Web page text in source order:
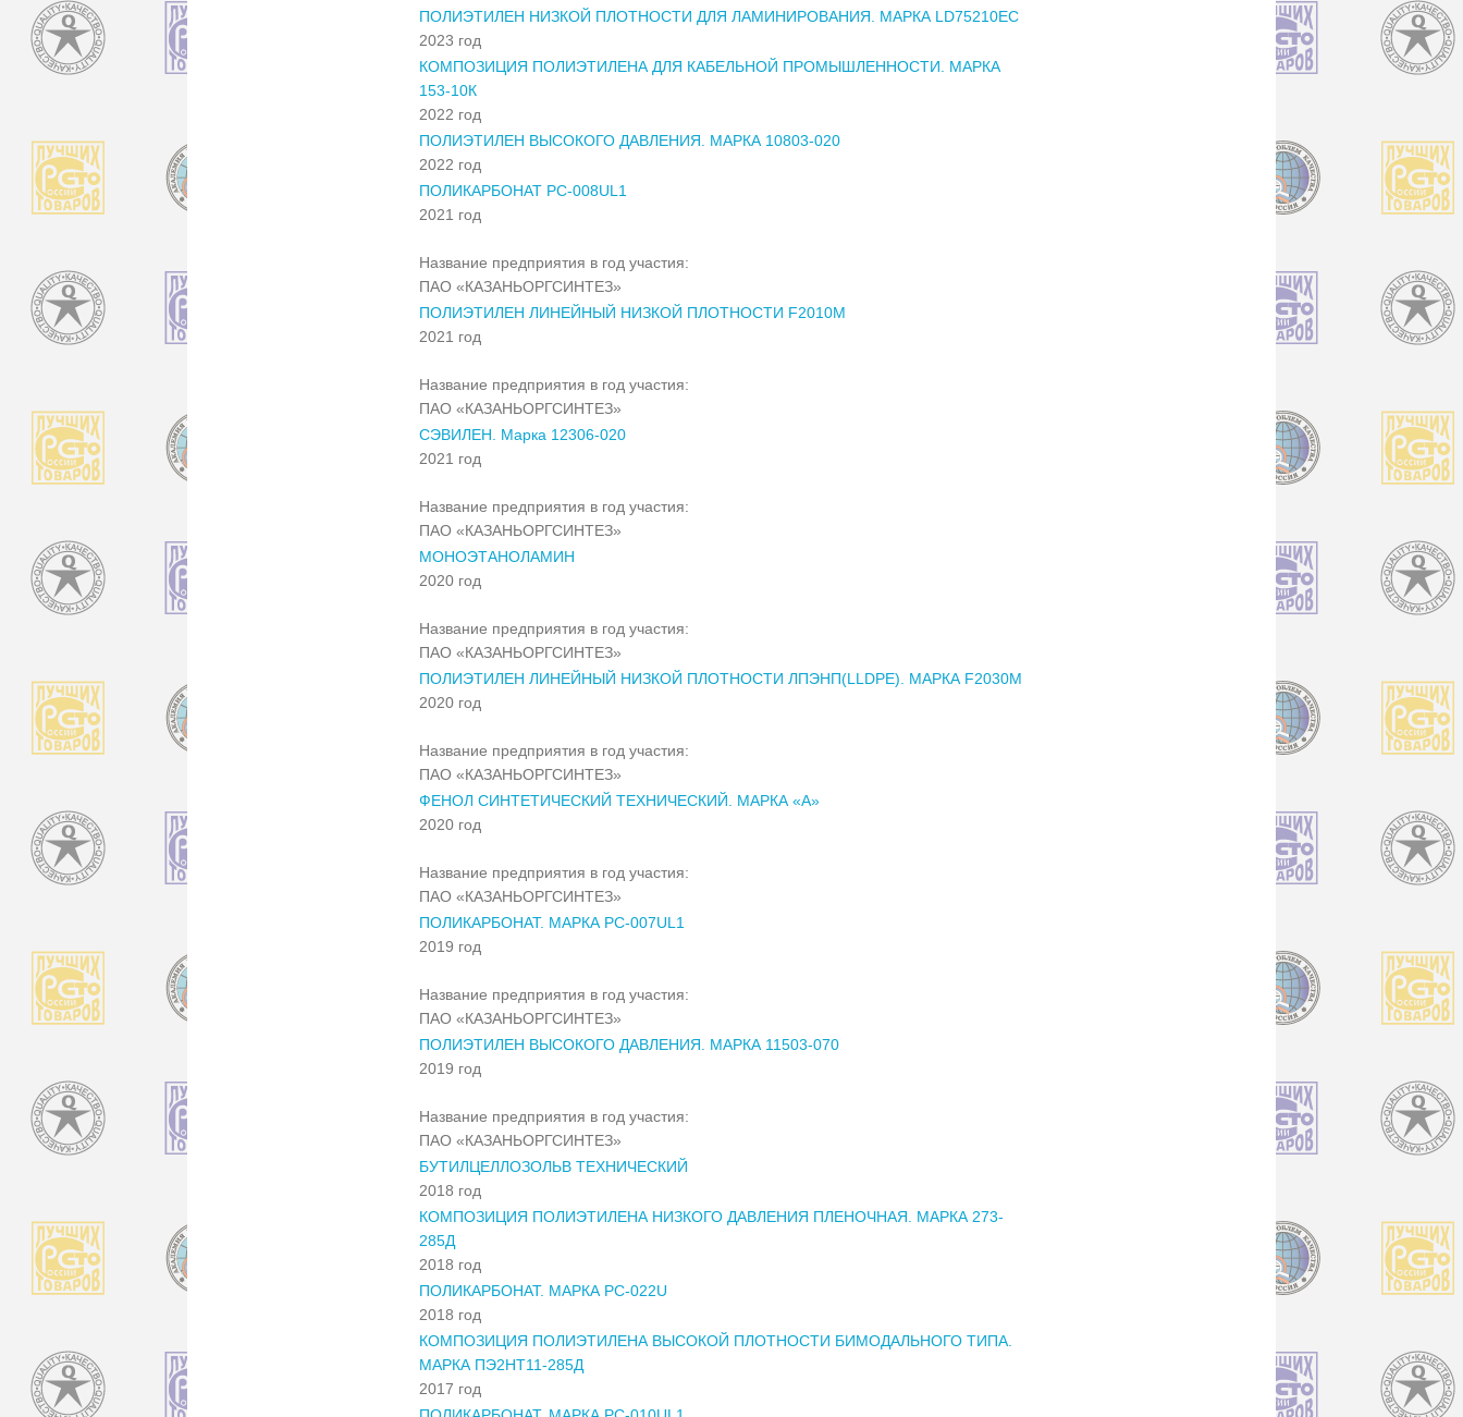
ПОЛИЭТИЛЕН НИЗКОЙ ПЛОТНОСТИ ДЛЯ ЛАМИНИРОВАНИЯ. МАРКА LD75210EC
2023 год
КОМПОЗИЦИЯ ПОЛИЭТИЛЕНА ДЛЯ КАБЕЛЬНОЙ ПРОМЫШЛЕННОСТИ. МАРКА
153-10К
2022 год
ПОЛИЭТИЛЕН ВЫСОКОГО ДАВЛЕНИЯ. МАРКА 10803-020
2022 год
ПОЛИКАРБОНАТ PC-008UL1
2021 год
Название предприятия в год участия:
ПАО «КАЗАНЬОРГСИНТЕЗ»
ПОЛИЭТИЛЕН ЛИНЕЙНЫЙ НИЗКОЙ ПЛОТНОСТИ F2010M
2021 год
Название предприятия в год участия:
ПАО «КАЗАНЬОРГСИНТЕЗ»
СЭВИЛЕН. Марка 12306-020
2021 год
Название предприятия в год участия:
ПАО «КАЗАНЬОРГСИНТЕЗ»
МОНОЭТАНОЛАМИН
2020 год
Название предприятия в год участия:
ПАО «КАЗАНЬОРГСИНТЕЗ»
ПОЛИЭТИЛЕН ЛИНЕЙНЫЙ НИЗКОЙ ПЛОТНОСТИ ЛПЭНП(LLDPE). МАРКА F2030M
2020 год
Название предприятия в год участия:
ПАО «КАЗАНЬОРГСИНТЕЗ»
ФЕНОЛ СИНТЕТИЧЕСКИЙ ТЕХНИЧЕСКИЙ. МАРКА «А»
2020 год
Название предприятия в год участия:
ПАО «КАЗАНЬОРГСИНТЕЗ»
ПОЛИКАРБОНАТ. МАРКА PC-007UL1
2019 год
Название предприятия в год участия:
ПАО «КАЗАНЬОРГСИНТЕЗ»
ПОЛИЭТИЛЕН ВЫСОКОГО ДАВЛЕНИЯ. МАРКА 11503-070
2019 год
Название предприятия в год участия:
ПАО «КАЗАНЬОРГСИНТЕЗ»
БУТИЛЦЕЛЛОЗОЛЬВ ТЕХНИЧЕСКИЙ
2018 год
КОМПОЗИЦИЯ ПОЛИЭТИЛЕНА НИЗКОГО ДАВЛЕНИЯ ПЛЕНОЧНАЯ. МАРКА 273-
285Д
2018 год
ПОЛИКАРБОНАТ. МАРКА PC-022U
2018 год
КОМПОЗИЦИЯ ПОЛИЭТИЛЕНА ВЫСОКОЙ ПЛОТНОСТИ БИМОДАЛЬНОГО ТИПА.
МАРКА ПЭ2НТ11-285Д
2017 год